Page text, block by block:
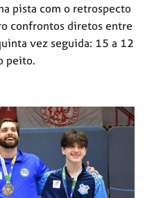
pista com o retrospecto
confrontos diretos entre
vez seguida: 15 a 12
peito.